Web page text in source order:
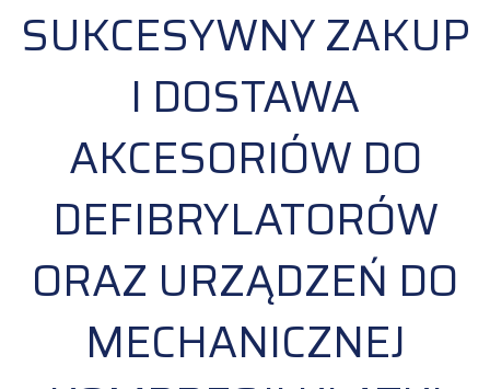
SUKCESYWNY ZAKUP
I DOSTAWA
AKCESORIÓW DO
DEFIBRYLATORÓW
ORAZ URZĄDZEŃ DO
MECHANICZNEJ